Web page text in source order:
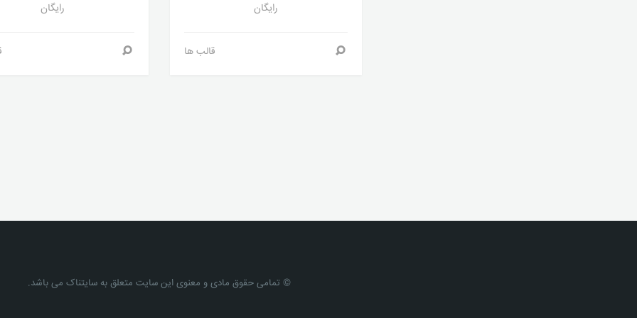
رایگان
قالب ها
رایگان
© تمامی حقوق مادی و معنوی این سایت متعلق به سایتناک می باشد.